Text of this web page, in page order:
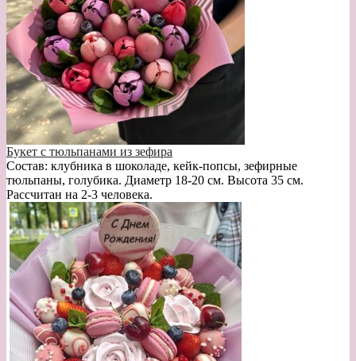
Букет с тюльпанами из зефира
Состав: клубника в шоколаде, кейк-попсы, зефирные
тюльпаны, голубика. Диаметр 18-20 см. Высота 35 см.
Рассчитан на 2-3 человека.